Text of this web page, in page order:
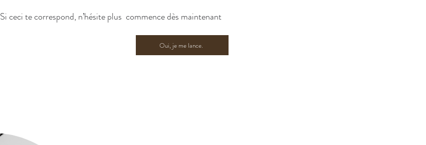
Si ceci te correspond, n’hésite plus commence dès maintenant
Oui, je me lance.